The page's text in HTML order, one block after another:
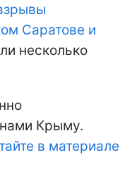
Саратове и
несколько
Крыму.
в материале